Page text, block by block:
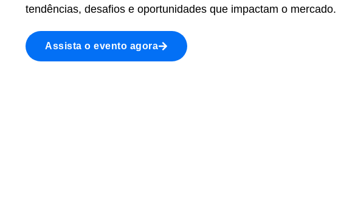
tendências, desafios e oportunidades que impactam o mercado.
Assista o evento agora